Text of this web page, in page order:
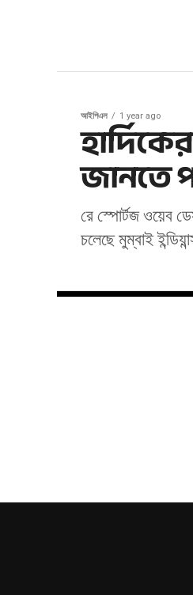
আইপিএল 1 year ago
জানতে
রে স্পোর্টজ ওয়েব
চলেছে মুম্বাই